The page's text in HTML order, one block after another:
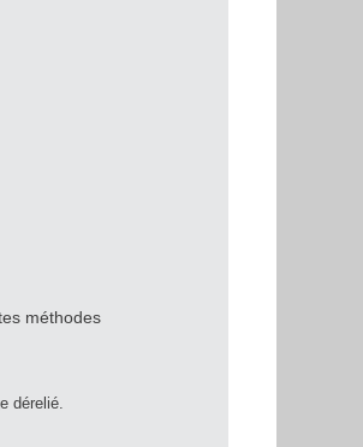
méthodes
dérelié.